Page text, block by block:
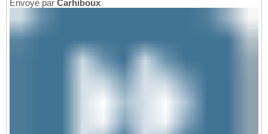
Envoyé par Carhiboux